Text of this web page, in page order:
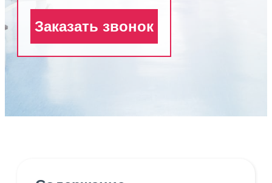
Заказать звонок